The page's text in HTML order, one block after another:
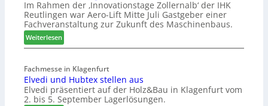
i
s
t
i
k
e
r
e
i
l
e
s
G
e
c
h
ä
f
e
l
b
r
a
c
h
e
e
Im Rahmen der ‚Innovationstage Zollernalb‘ der IHK
Reutlingen war Aero-Lift Mitte Juli Gastgeber einer
Fachveranstaltung zur Zukunft des Maschinenbaus.
Weiterlesen:
M
s
c
h
i
Fachmesse in Klagenfurt
Elvedi und Hubtex stellen aus
Elvedi präsentiert auf der Holz&Bau in Klagenfurt vom
2. bis 5. September Lagerlösungen.